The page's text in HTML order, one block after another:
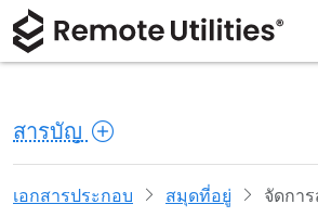
สารบัญ
เอกสารประกอบ สมุดที่อยู่ จัดกา
ผลิตภัณฑ์
ความปลอดภัย
ภาพหน้าจอ
โซลูชัน
การผลิตและการค้าปลีก
การดูแลสุขภาพ
ดาวน์โหลด
macOS
Linux
ซื้อ
ผู้ช่วยใบอนุญาต
อัปเกรดใบอนุญาตของคุณ
สนับสนุน
เอกสารประกอบ
ฐานความรู้
เกี่ยวกับ
ห้องข่าว
เขียนรีวิว